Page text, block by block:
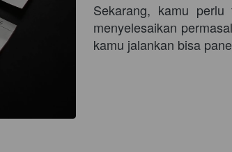
Sekarang, kamu
menyelesaikan
kamu jalankan bisa